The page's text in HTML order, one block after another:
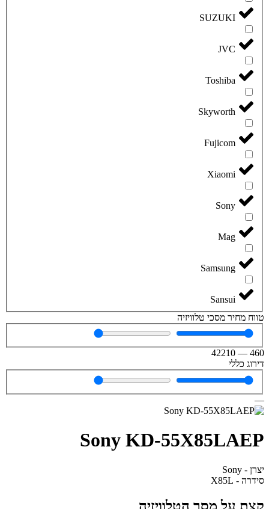
SUZUKI
JVC
Toshiba
Skyworth
Fujicom
Xiaomi
Sony
Mag
Samsung
Sansui
טווח מחיר מסכי טלוויזיה
460
—
42210
דירוג כללי
—
Sony KD-55X85LAEP
יצרן - Sony
סידרה - X85L
קצת על מסך הטלוויזיה